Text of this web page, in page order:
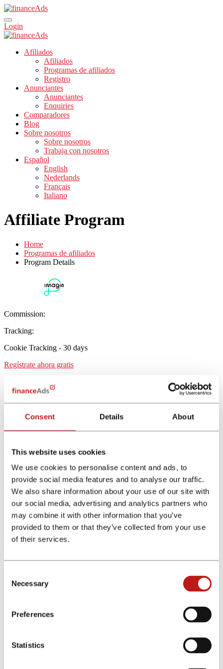
Consent Details About
This website uses cookies
We use cookies to personalise content and ads, to
provide social media features and to analyse our traffic.
We also share information about your use of our site with
our social media, advertising and analytics partners who
may combine it with other information that you’ve
provided to them or that they’ve collected from your use
of their services.
Selection
Necessary
Preferences
Statistics
Login
Afiliados
Afiliados
Programas de afiliados
Registro
Anunciantes
Anunciantes
Enquiries
Comparadores
Blog
Sobre nosotros
Sobre nosotros
Trabaja con nosotros
Español
English
Nederlands
Français
Italiano
Affiliate Program
Home
Programas de afiliados
Program Details
Commission:
Tracking:
Cookie Tracking - 30 days
Regístrate ahora gratis
Imagin Cuenta Online
Tarjeta financeAds
podrán promocionar una tarjeta de débito sin comisiones ni gastos
esta colaboración podrás promocionar una tarjeta en línea que le
permite al usuario controlar la mayoría de las operaciones bancarias
en línea, entre ellas su tarjeta débito Imagin sin limitaciones..
Ventajas del producto
Antes de sumarte al programa de afiliados de Imagin Cuenta y
Tarjeta conoce todas las ventajas de su producto.
Puedes llevarte hasta 150 EUR domiciliando tu nómina.
Más de 13.000 cajeros Caixa Bank con retiros a débito gratis.